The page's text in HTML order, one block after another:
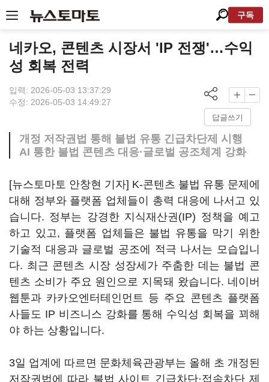
구독
네카오, 콘텐츠 시장서 'IP 전쟁'…수익
성 회복 전력
입력: 2026-05-03 13:37:29
수정: 2026-05-03 14:49:27
답글쓰기
개정 저작권법 통해 불법 유통 긴급차단제 시행
AI 통한 불법 콘텐츠 대응·글로벌 공조체계 강화
[뉴스토마토 안창현 기자] K-콘텐츠 불법 유통 문제에
대해 정부와 플랫폼 업체들이 총력 대응에 나서고 있
습니다. 정부는 강경한 지식재산권(IP) 정책을 예고
하고 있고, 플랫폼 업체들은 불법 유통을 막기 위한
기술적 대응과 글로벌 공조에 적극 나서는 모습입니
다. 최근 콘텐츠 시장 성장세가 주춤한 데는 불법 콘
텐츠 소비가 주요 원인으로 지목돼 왔습니다. 네이버
웹툰과 카카오엔터테인먼트 등 주요 콘텐츠 플랫폼
사들도 IP 비즈니스 강화를 통해 수익성 회복을 꾀해
야 하는 상황입니다.
3일 업계에 따르면 문화체육관광부는 올해 초 개정된
저작권법에 따라 불법 사이트 긴급차단·접속차단 제